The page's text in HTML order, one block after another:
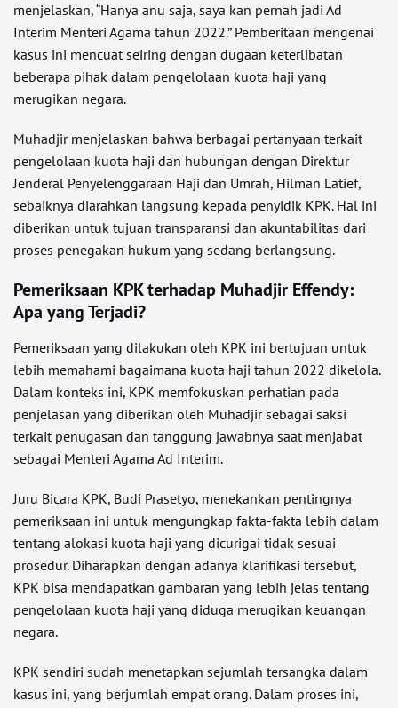
menjelaskan, “Hanya anu saja, saya kan pernah jadi Ad
Interim Menteri Agama tahun 2022.” Pemberitaan mengenai
kasus ini mencuat seiring dengan dugaan keterlibatan
beberapa pihak dalam pengelolaan kuota haji yang
merugikan negara.
Muhadjir menjelaskan bahwa berbagai pertanyaan terkait
pengelolaan kuota haji dan hubungan dengan Direktur
Jenderal Penyelenggaraan Haji dan Umrah, Hilman Latief,
sebaiknya diarahkan langsung kepada penyidik KPK. Hal ini
diberikan untuk tujuan transparansi dan akuntabilitas dari
proses penegakan hukum yang sedang berlangsung.
Pemeriksaan KPK terhadap Muhadjir Effendy:
Apa yang Terjadi?
Pemeriksaan yang dilakukan oleh KPK ini bertujuan untuk
lebih memahami bagaimana kuota haji tahun 2022 dikelola.
Dalam konteks ini, KPK memfokuskan perhatian pada
penjelasan yang diberikan oleh Muhadjir sebagai saksi
terkait penugasan dan tanggung jawabnya saat menjabat
sebagai Menteri Agama Ad Interim.
Juru Bicara KPK, Budi Prasetyo, menekankan pentingnya
pemeriksaan ini untuk mengungkap fakta-fakta lebih dalam
tentang alokasi kuota haji yang dicurigai tidak sesuai
prosedur. Diharapkan dengan adanya klarifikasi tersebut,
KPK bisa mendapatkan gambaran yang lebih jelas tentang
pengelolaan kuota haji yang diduga merugikan keuangan
negara.
KPK sendiri sudah menetapkan sejumlah tersangka dalam
kasus ini, yang berjumlah empat orang. Dalam proses ini,